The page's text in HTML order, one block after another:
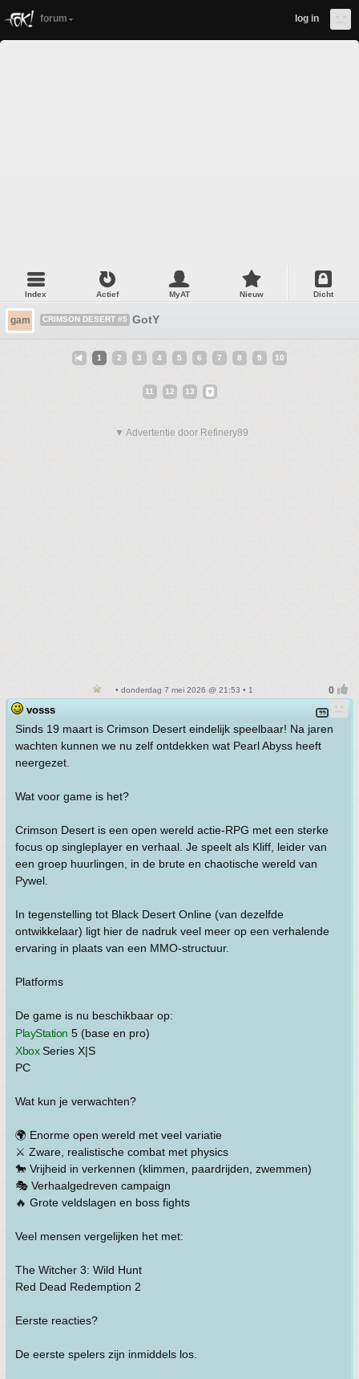
forum log in
Index Actief MyAT Nieuw Dicht
gam CRIMSON DESERT #5 GotY
1 2 3 4 5 6 7 8 9 10
11 12 13
▼ Advertentie door Refinery89
• donderdag 7 mei 2026 @ 21:53 • 1
vosss
Sinds 19 maart is Crimson Desert eindelijk speelbaar! Na jaren
wachten kunnen we nu zelf ontdekken wat Pearl Abyss heeft
neergezet.
Wat voor game is het?
Crimson Desert is een open wereld actie-RPG met een sterke
focus op singleplayer en verhaal. Je speelt als Kliff, leider van
een groep huurlingen, in de brute en chaotische wereld van
Pywel.
In tegenstelling tot Black Desert Online (van dezelfde
ontwikkelaar) ligt hier de nadruk veel meer op een verhalende
ervaring in plaats van een MMO-structuur.
Platforms
De game is nu beschikbaar op:
PlayStation 5 (base en pro)
XboxSeries X|S
PC
Wat kun je verwachten?
🌍 Enorme open wereld met veel variatie
⚔️ Zware, realistische combat met physics
🐎 Vrijheid in verkennen (klimmen, paardrijden, zwemmen)
🎭 Verhaalgedreven campaign
🔥 Grote veldslagen en boss fights
Veel mensen vergelijken het met:
The Witcher 3: Wild Hunt
Red Dead Redemption 2
Eerste reacties?
De eerste spelers zijn inmiddels los.